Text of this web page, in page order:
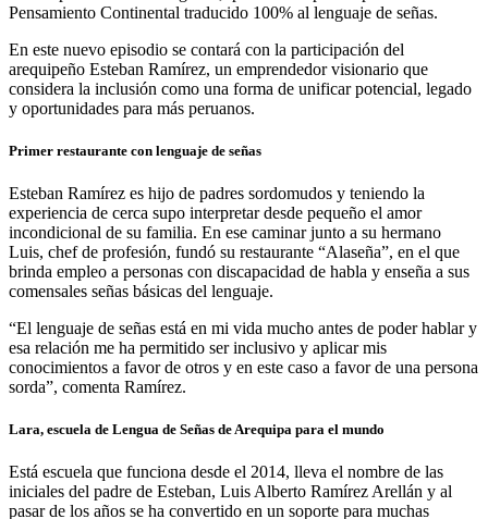
Pensamiento Continental traducido 100% al lenguaje de señas.
En este nuevo episodio se contará con la participación del
arequipeño Esteban Ramírez, un emprendedor visionario que
considera la inclusión como una forma de unificar potencial, legado
y oportunidades para más peruanos.
Primer restaurante con lenguaje de señas
Esteban Ramírez es hijo de padres sordomudos y teniendo la
experiencia de cerca supo interpretar desde pequeño el amor
incondicional de su familia. En ese caminar junto a su hermano
Luis, chef de profesión, fundó su restaurante “Alaseña”, en el que
brinda empleo a personas con discapacidad de habla y enseña a sus
comensales señas básicas del lenguaje.
“El lenguaje de señas está en mi vida mucho antes de poder hablar y
esa relación me ha permitido ser inclusivo y aplicar mis
conocimientos a favor de otros y en este caso a favor de una persona
sorda”, comenta Ramírez.
Lara, escuela de Lengua de Señas de Arequipa para el mundo
Está escuela que funciona desde el 2014, lleva el nombre de las
iniciales del padre de Esteban, Luis Alberto Ramírez Arellán y al
pasar de los años se ha convertido en un soporte para muchas